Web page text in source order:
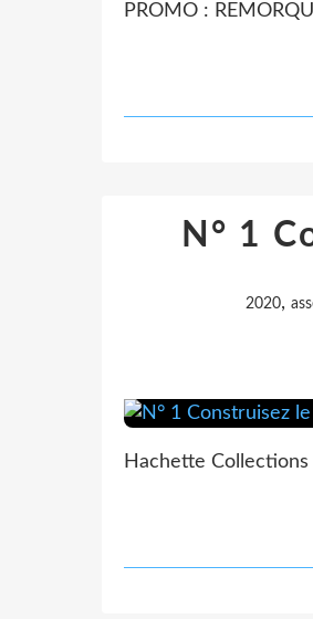
PROMO :
N° 1
2020,
Hachette